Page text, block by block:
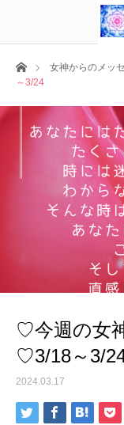
ホーム女神からのメッ
～3/24
♡今週の女
♡3/18～3/
2024.03.17